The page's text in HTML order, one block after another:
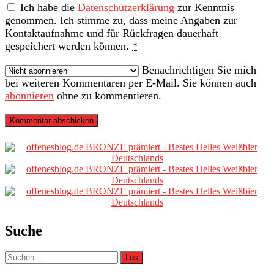
Ich habe die Datenschutzerklärung zur Kenntnis
genommen. Ich stimme zu, dass meine Angaben zur
Kontaktaufnahme und für Rückfragen dauerhaft
gespeichert werden können. *
Benachrichtigen Sie mich
bei weiteren Kommentaren per E-Mail. Sie können auch
abonnieren ohne zu kommentieren.
Primäre
Sidebar
Suche
Suche
nach: